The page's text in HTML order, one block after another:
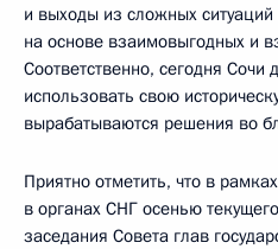
и выходы из сложных
на основе взаимовыгодных и
Соответственно, сегодня Сочи
использовать свою
вырабатываются решения во
Приятно отметить, что в
в органах СНГ осенью
заседания Совета глав